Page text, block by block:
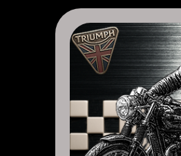
DAS FORUM! Alles rund um
Street Cup, America und